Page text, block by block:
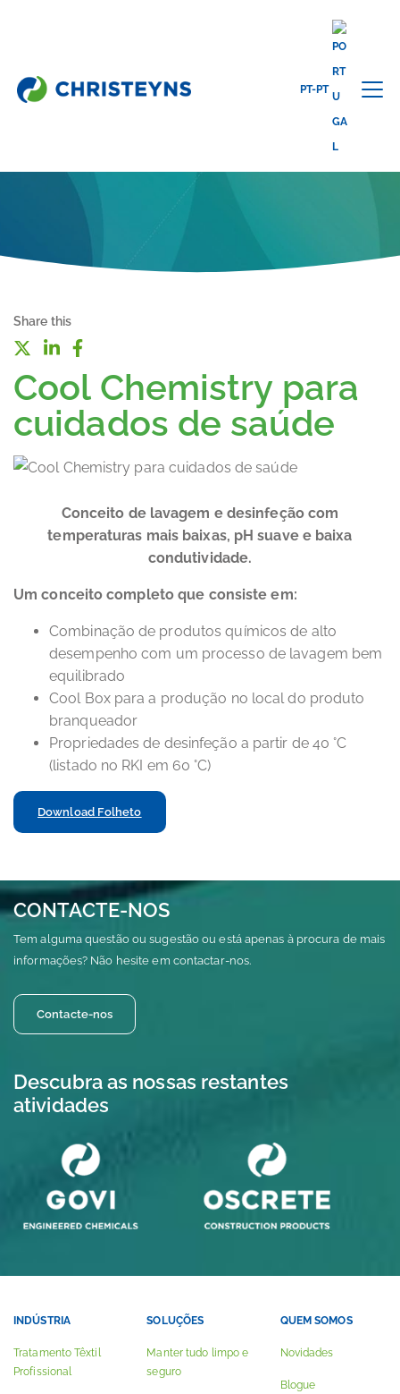
PT-PT
Share this
Cool Chemistry para
cuidados de saúde
Conceito de lavagem e desinfeção com
temperaturas mais baixas, pH suave e baixa
condutividade.
Um conceito completo que consiste em:
Combinação de produtos químicos de alto
desempenho com um processo de lavagem bem
equilibrado
Cool Box para a produção no local do produto
branqueador
Propriedades de desinfeção a partir de 40 °C
(listado no RKI em 60 °C)
Download Folheto
CONTACTE-NOS
Tem alguma questão ou sugestão ou está apenas à procura de mais
informações? Não hesite em contactar-nos.
Contacte-nos
Descubra as nossas restantes
atividades
INDÚSTRIA
Tratamento Têxtil
Profissional
SOLUÇÕES
Manter tudo limpo e
seguro
QUEM SOMOS
Novidades
Blogue